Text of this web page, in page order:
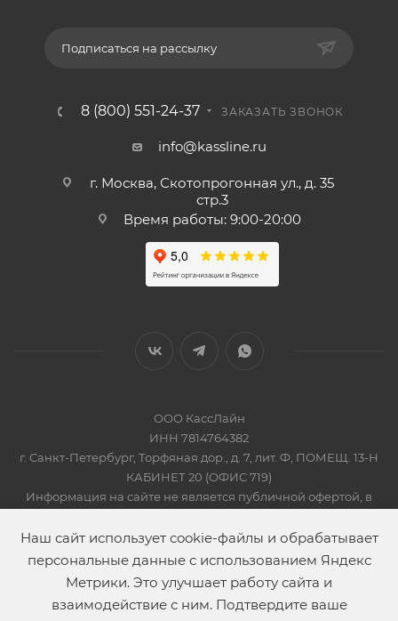
Подписаться на рассылку
8 (800) 551-24-37 ЗАКАЗАТЬ ЗВОНОК
info@kassline.ru
г. Москва, Скотопрогонная ул., д. 35
стр.3
Время работы: 9:00-20:00
ООО КассЛайн
ИНН 7814764382
г. Санкт-Петербург, Торфяная дор., д. 7, лит. Ф, ПОМЕЩ. 13-Н
КАБИНЕТ 20 (ОФИС 719)
Информация на сайте не является публичной офертой, в
2019-2026 © КАССЛАЙН
Наш сайт использует cookie-файлы и обрабатывает
персональные данные с использованием Яндекс
Метрики. Это улучшает работу сайта и
взаимодействие с ним. Подтвердите ваше